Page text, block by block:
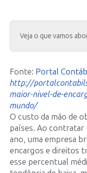
Veja o que vamos
Fonte: Portal
http://
maior-nivel-de-
mundo/
O custo da mão de
países. Ao
ano, uma empresa
encargos e direitos
esse percentual